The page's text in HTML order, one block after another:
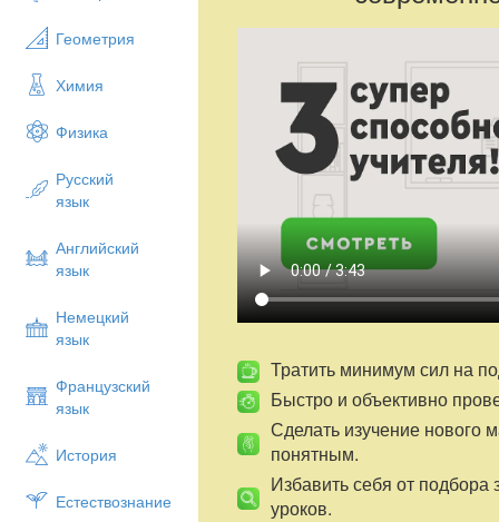
Геометрия
Химия
Физика
Русский
язык
Английский
язык
Немецкий
язык
Французский
язык
История
Естествознание
соответствующую теме и условиям
Тратить минимум сил на
Быстро и объективно
Сделать изучение нового
понятным.
Избавить себя от подбора
уроков.